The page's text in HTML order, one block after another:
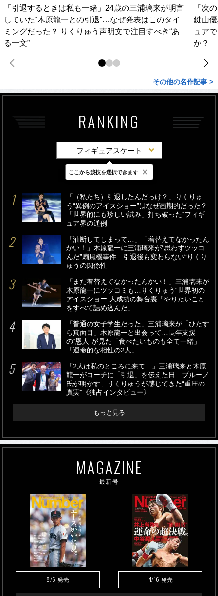
「引退するときは私も一緒」24歳の三浦璃来が明言
していた“木原龍一との引退”…なぜ発表はこのタイ
ミングだった？ りくりゅう声明文で注目すべき“あ
る一文”
「次
鍵山
ュア
か？
その他の名作記事 >
RANKING
フィギュアスケート
最新 24時間 週間
「（私たち）引退したんだっけ？」りくりゅ
う“異例のアイスショー”はなぜ画期的だった？
「世界的にも珍しい試み」打ち破った“フィギ
ュア界の通例”
「油断してしまって…」「着替えてなかったん
かい！」木原龍一に三浦璃来が“思わずツッコ
んだ”扇風機事件…引退後も変わらない“りくり
ゅうの関係性”
「まだ着替えてなかったんかい！」三浦璃来が
木原龍一にツッコミも…りくりゅう“世界初の
アイスショー”大成功の舞台裏「やりたいこと
をすべて詰め込んだ」
「普通の女子学生だった」三浦璃来が「ひたす
ら真面目」木原龍一と出会って…長年支援
の“恩人”が見た「食べたいものも全て一緒」
「運命的な相性の2人」
「2人は私のところに来て…」三浦璃来と木原
龍一がコーチに「引退」を伝えた日…ブルーノ
氏が明かす、りくりゅうが感じてきた“重圧の
真実”《独占インタビュー》
もっと見る
MAGAZINE
最新号
8/6 発売 4/16 発売
ここから競技を選択できます ×